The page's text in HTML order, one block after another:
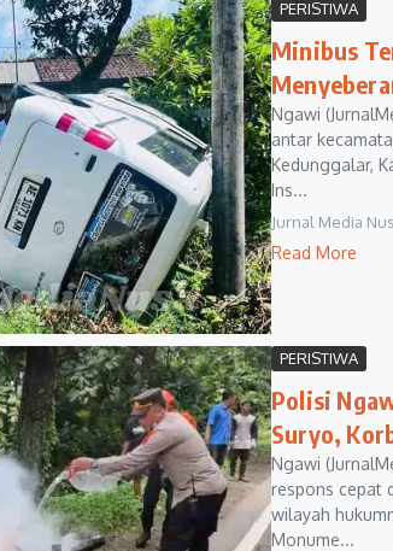
PERISTIWA
Minibus
Ngawi
antar
Kedunggalar,
Ins...
Jurnal Media
Read More
PERISTIWA
Polisi
Suryo,
Ngawi
respons cepat
wilayah
Monume...